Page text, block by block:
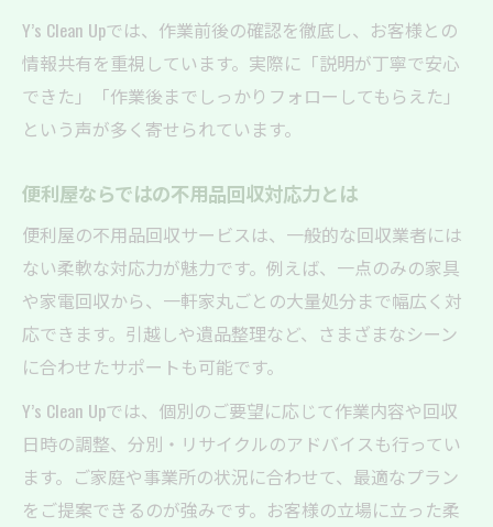
Y’s Clean Upでは、作業前後の確認を徹底し、お客様との
情報共有を重視しています。実際に「説明が丁寧で安心
できた」「作業後までしっかりフォローしてもらえた」
という声が多く寄せられています。
便利屋ならではの不用品回収対応力とは
便利屋の不用品回収サービスは、一般的な回収業者には
ない柔軟な対応力が魅力です。例えば、一点のみの家具
や家電回収から、一軒家丸ごとの大量処分まで幅広く対
応できます。引越しや遺品整理など、さまざまなシーン
に合わせたサポートも可能です。
Y’s Clean Upでは、個別のご要望に応じて作業内容や回収
日時の調整、分別・リサイクルのアドバイスも行ってい
ます。ご家庭や事業所の状況に合わせて、最適なプラン
をご提案できるのが強みです。お客様の立場に立った柔